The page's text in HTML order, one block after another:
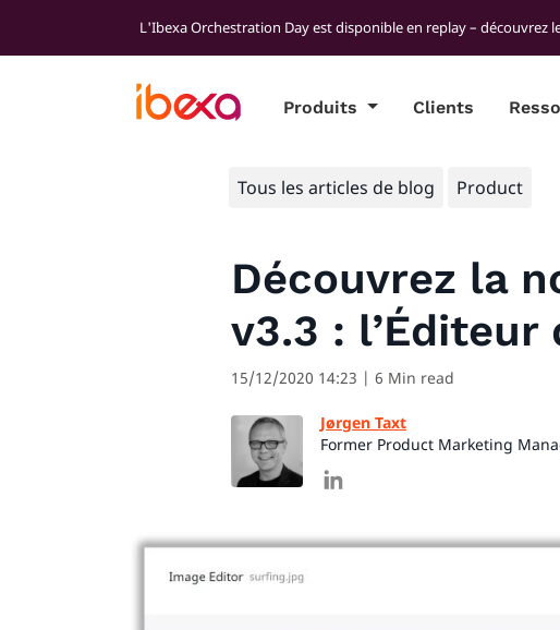
L'Ibexa Orchestration Day est disponible en replay –
Produits Clients
Tous les articles de blog Product
Découvrez la
v3.3 : l’Éditeur
15/12/2020 14:23 | 6 Min read
Jørgen Taxt
Former Product Marketing